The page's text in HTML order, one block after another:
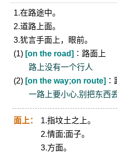
1.在路途中。
2.道路上面。
3.犹言手面上，眼前。
(1) [on the road] ∶路面上
路上没有一个行人
(2) [on the way;on route] ∶
一路上要小心,别把东西
面上：
1.指坟土之上。
2.情面;面子。
3.方面。